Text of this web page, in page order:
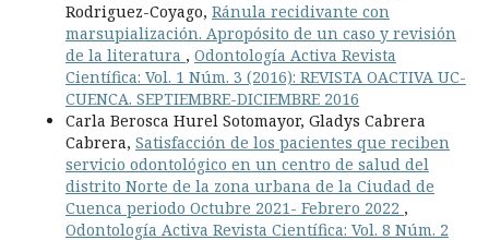
Rodriguez-Coyago, Ránula recidivante con
marsupialización. Apropósito de un caso y revisión
de la literatura , Odontología Activa Revista
Científica: Vol. 1 Núm. 3 (2016): REVISTA OACTIVA UC-
CUENCA. SEPTIEMBRE-DICIEMBRE 2016
Carla Berosca Hurel Sotomayor, Gladys Cabrera
Cabrera, Satisfacción de los pacientes que reciben
servicio odontológico en un centro de salud del
distrito Norte de la zona urbana de la Ciudad de
Cuenca periodo Octubre 2021- Febrero 2022 ,
Odontología Activa Revista Científica: Vol. 8 Núm. 2